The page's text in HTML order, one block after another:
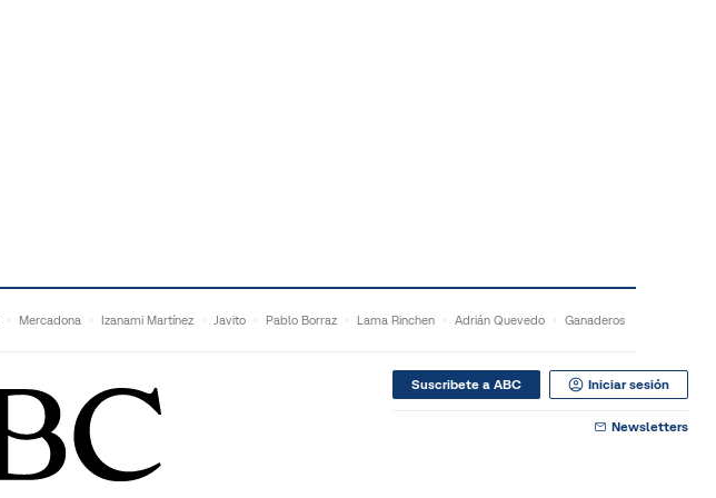
Mercadona Izanami Martínez Javito Pablo Borraz Lama Rinchen Adrián Quevedo Ganaderos
Suscribete a ABC Iniciar sesión
Newsletters